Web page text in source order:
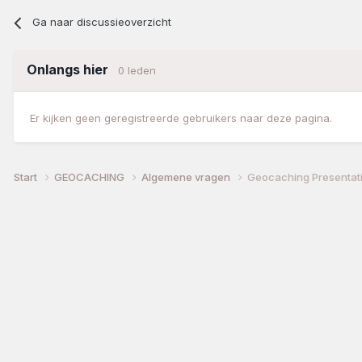
Ga naar discussieoverzicht
Onlangs hier 0 leden
Er kijken geen geregistreerde gebruikers naar deze pagina.
Start GEOCACHING Algemene vragen Geocaching